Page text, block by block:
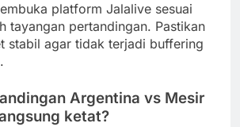
platform Jalalive sesuai
tayangan pertandingan. Pastikan
stabil agar tidak terjadi buffering
Argentina vs Mesir
ketat?